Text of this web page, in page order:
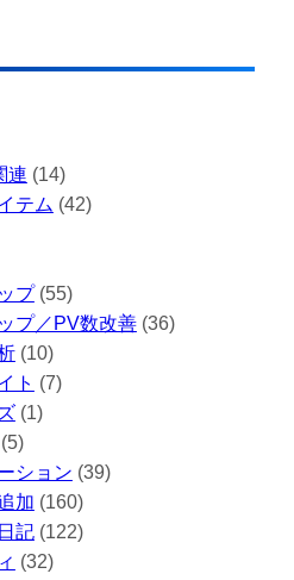
連 (14)
テム (42)
プ(55)
プ／PV数改善(36)
(10)
ト (7)
(1)
ション (39)
加 (160)
記(122)
(32)